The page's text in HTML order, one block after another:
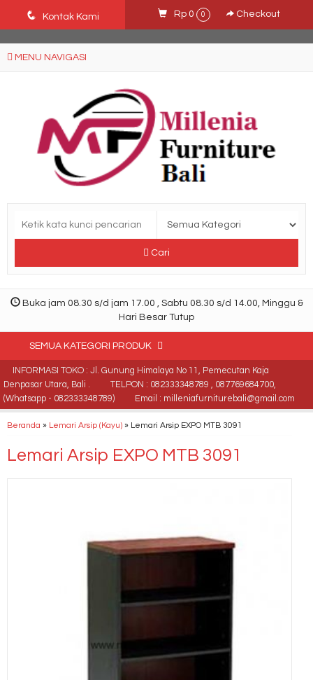
Ffn26mCseQzwzJTw3smpNE8Nti1cAw6hYZWaSDjvoqs
q Kontak Kami Rp 0 0 Checkout
MENU NAVIGASI
Cari
Buka jam 08.30 s/d jam 17.00 , Sabtu 08.30 s/d 14.00, Minggu &
Hari Besar Tutup
SEMUA KATEGORI PRODUK
INFORMASI TOKO : Jl. Gunung Himalaya No 11, Pemecutan Kaja
Denpasar Utara, Bali .
TELPON : 082333348789 , 087769684700,
(Whatsapp - 082333348789)
Email : milleniafurniturebali@gmail.com
Beranda » Lemari Arsip (Kayu) » Lemari Arsip EXPO MTB 3091
Lemari Arsip EXPO MTB 3091